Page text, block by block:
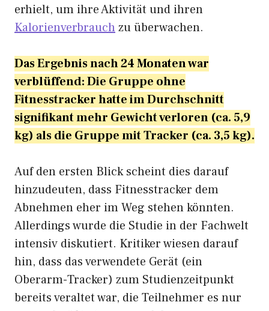
erhielt, um ihre Aktivität und ihren
Kalorienverbrauchzu überwachen.
Das Ergebnis nach 24 Monaten war
verblüffend: Die Gruppe ohne
Fitnesstracker hatte im Durchschnitt
signifikant mehr Gewicht verloren (ca. 5,9
kg) als die Gruppe mit Tracker (ca. 3,5 kg).
Auf den ersten Blick scheint dies darauf
hinzudeuten, dass Fitnesstracker dem
Abnehmen eher im Weg stehen könnten.
Allerdings wurde die Studie in der Fachwelt
intensiv diskutiert. Kritiker wiesen darauf
hin, dass das verwendete Gerät (ein
Oberarm-Tracker) zum Studienzeitpunkt
bereits veraltet war, die Teilnehmer es nur